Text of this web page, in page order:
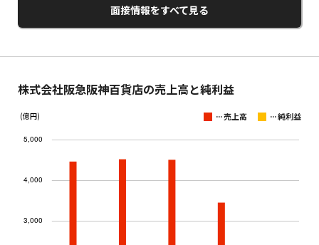
面接情報をすべて見る
株式会社阪急阪神百貨店の売上高と純利益
(億円) ...売上高 ...純利益